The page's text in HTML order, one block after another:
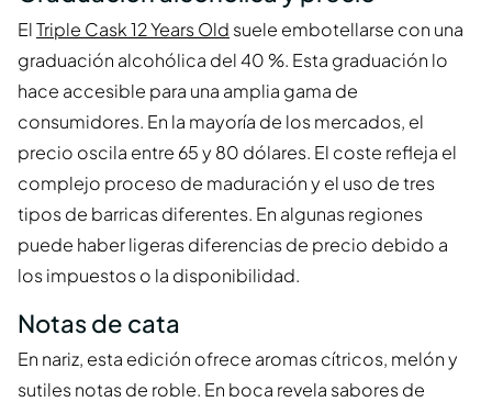
ElTriple Cask 12 Years Old suele embotellarse con una
graduación alcohólica del 40 %. Esta graduación lo
hace accesible para una amplia gama de
consumidores. En la mayoría de los mercados, el
precio oscila entre 65 y 80 dólares. El coste refleja el
complejo proceso de maduración y el uso de tres
tipos de barricas diferentes. En algunas regiones
puede haber ligeras diferencias de precio debido a
los impuestos o la disponibilidad.
Notas de cata
En nariz, esta edición ofrece aromas cítricos, melón y
sutiles notas de roble. En boca revela sabores de